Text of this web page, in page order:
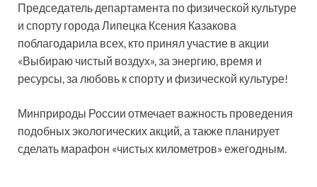
Председатель департамента по физической культуре
и спорту города Липецка Ксения Казакова
поблагодарила всех, кто принял участие в акции
«Выбираю чистый воздух», за энергию, время и
ресурсы, за любовь к спорту и физической культуре!
Минприроды России отмечает важность проведения
подобных экологических акций, а также планирует
сделать марафон «чистых километров» ежегодным.